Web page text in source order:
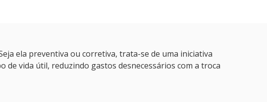
ela preventiva ou corretiva, trata-se de uma iniciativa
vida útil, reduzindo gastos desnecessários com a troca